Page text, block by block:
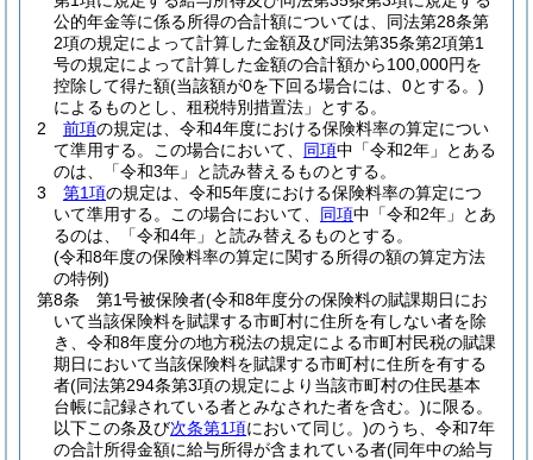
公的年金等に係る所得の合計額については、同法第28条第
2項の規定によって計算した金額及び同法第35条第2項第1
号の規定によって計算した金額の合計額から100,000円を
控除して得た額(当該額が0を下回る場合には、0とする。)
によるものとし、租税特別措置法」とする。
2
前項の規定は、令和4年度における保険料率の算定につい
て準用する。
この場合において、 同項中「令和2年」とある
のは、「令和3年」と読み替えるものとする。
3
第1項の規定は、令和5年度における保険料率の算定につ
いて準用する。
この場合において、 同項中「令和2年」とあ
るのは、「令和4年」と読み替えるものとする。
(令和8年度の保険料率の算定に関する所得の額の算定方法
の特例)
第8条
第1号被保険者(令和8年度分の保険料の賦課期日にお
いて当該保険料を賦課する市町村に住所を有しない者を除
き、令和8年度分の地方税法の規定による市町村民税の賦課
期日において当該保険料を賦課する市町村に住所を有する
者(同法第294条第3項の規定により当該市町村の住民基本
台帳に記録されている者とみなされた者を含む。)に限る。
以下この条及び次条第1項において同じ。)のうち、令和7年
の合計所得金額に給与所得が含まれている者(同年中の給与